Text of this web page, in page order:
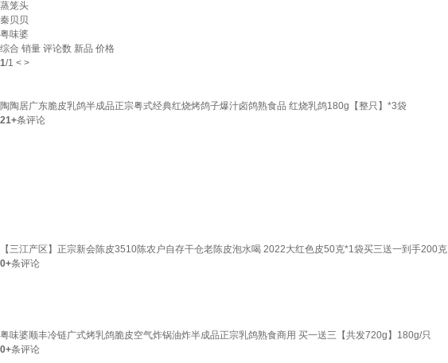
蒸笼头
秦贝贝
粤味婆
综合 销量 评论数 新品 价格
1/1 < >
陶陶居广东脆皮乳鸽半成品正宗粤式经典红烧烤鸽子爆汁卤鸽熟食品 红烧乳鸽180g【整只】*3袋
21+条评论
【三江产区】正宗新会陈皮3510陈农户自存干仓老陈皮泡水喝 2022大红色皮50克*1袋买三送一到手200克
0+条评论
粤味婆顺丰冷链广式烤乳鸽脆皮空气炸锅油炸半成品正宗乳鸽熟食商用 买一送三【共发720g】180g/只
0+条评论